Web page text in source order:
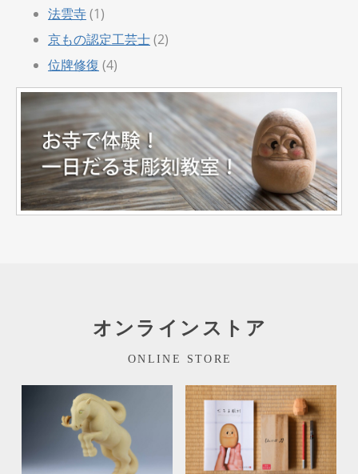
法雲寺(1)
京もの認定工芸士(2)
位牌修復 (4)
オンラインストア
ONLINE STORE